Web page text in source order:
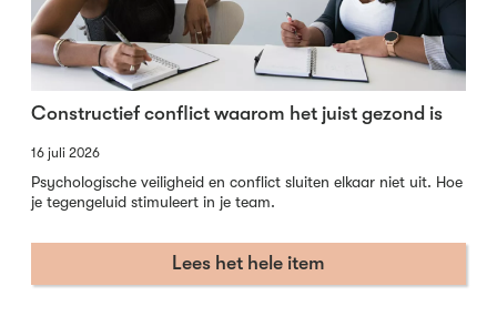
Constructief conflict waarom het juist gezond is
16 juli 2026
Psychologische veiligheid en conflict sluiten elkaar niet uit. Hoe
je tegengeluid stimuleert in je team.
Lees het hele item